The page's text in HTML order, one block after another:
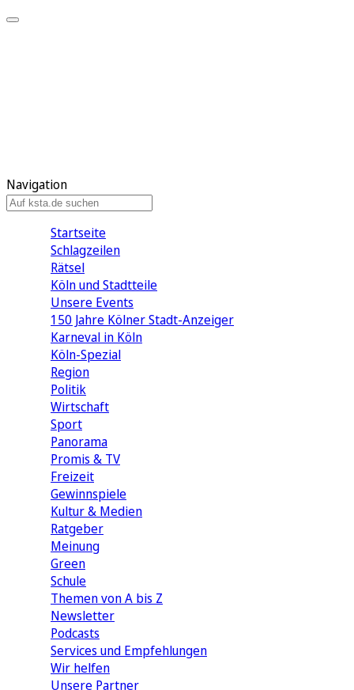
Navigation
Startseite
Schlagzeilen
Rätsel
Köln und Stadtteile
Unsere Events
150 Jahre Kölner Stadt-Anzeiger
Karneval in Köln
Köln-Spezial
Region
Politik
Wirtschaft
Sport
Panorama
Promis & TV
Freizeit
Gewinnspiele
Kultur & Medien
Ratgeber
Meinung
Green
Schule
Themen von A bis Z
Newsletter
Podcasts
Services und Empfehlungen
Wir helfen
Unsere Partner